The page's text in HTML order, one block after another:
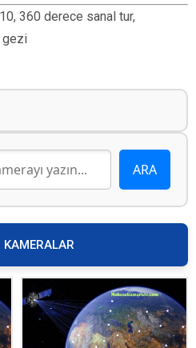
360 derece sanal tur,
gezi
KAMERALAR